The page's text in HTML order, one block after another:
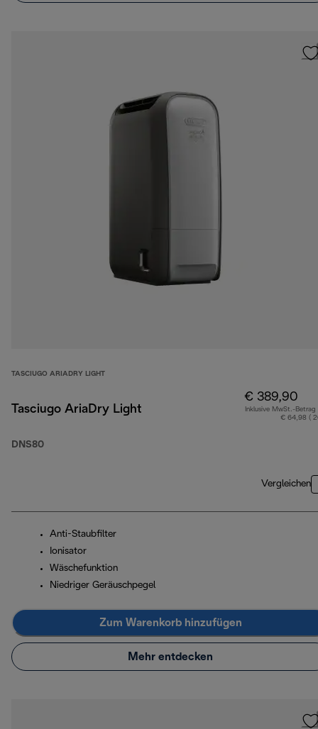
TASCIUGO ARIADRY LIGHT
Tasciugo AriaDry Light
DNS80
€ 389,90
Inklusive MwSt.-Betrag
€ 64,98 (
Vergleichen
Anti-Staubfilter
Ionisator
Wäschefunktion
Niedriger Geräuschpegel
Zum Warenkorb hinzufügen
Mehr entdecken